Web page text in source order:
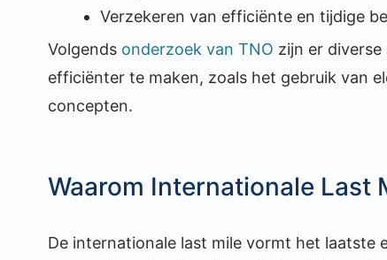
Verzekeren van efficiënte en tijdige
Volgends onderzoek van TNO zijn er
efficiënter te maken, zoals het gebruik van
concepten.
Waarom Internationale Last
De internationale last mile vormt het laatste